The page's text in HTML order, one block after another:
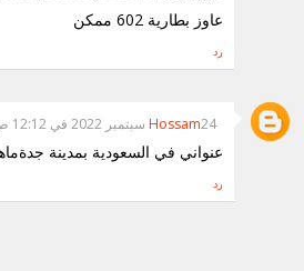
عاوز بطارية 602 ممكن
رد
Hossam24 سبتمبر 2022 في 12:12 ص
عنواني في السعودية بمدينة
رد